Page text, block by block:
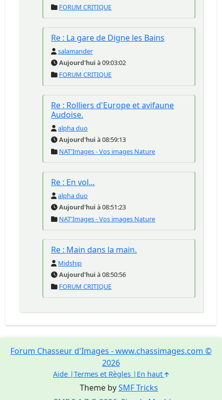
FORUM CRITIQUE
Re : La gare de Digne les Bains
salamander
Aujourd'hui à 09:03:02
FORUM CRITIQUE
Re : Rolliers d'Europe et avifaune
Audoise.
alpha duo
Aujourd'hui à 08:59:13
NAT'Images - Vos images Nature
Re : En vol...
alpha duo
Aujourd'hui à 08:51:23
NAT'Images - Vos images Nature
Re : Main dans la main.
Midship
Aujourd'hui à 08:50:56
FORUM CRITIQUE
Theme bySMF Tricks
Forum Chasseur d'Images - www.chassimages.com ©
2026
Aide Termes et Règles En haut